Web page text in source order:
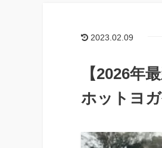
2023.02.09
【2026年
ホットヨ